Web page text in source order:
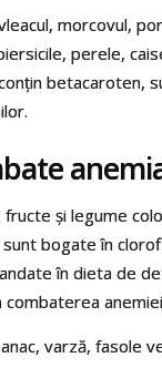
morcovul,
perele,
betacaroten,
și legume
bogate în
în dieta de
combaterea
varză, fasole